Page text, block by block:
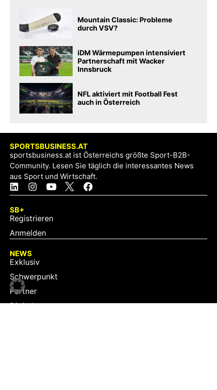
Mountain Classic: Probleme
durch VSV?
iDM Wärmepumpen intensiviert
Partnerschaft mit Wacker
Innsbruck
NFL aktiviert mit Football Fest
auch in Österreich
SPORTSBUSINESS.AT
sportsbusiness.at ist Österreichs größte Sport-B2B-
Community. Lesen Sie täglich die interessantes News
aus Sport und Wirtschaft.
SB+
Registrieren
Anmelden
NEWS
Exklusiv
Schwerpunkt
Partner
Digital